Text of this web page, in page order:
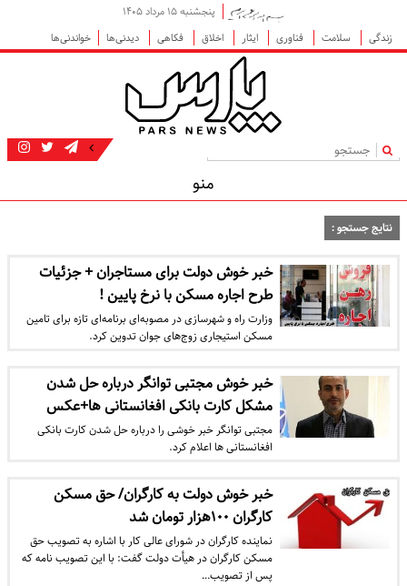
پنجشنبه ۱۵ مرداد ۱۴۰۵
زندگی
سلامت فناوری ایثار اخلاق فکاهی دیدنی‌ها خواندنی‌ها
|
منو
نتایج جستجو :
خبر خوش دولت برای مستاجران + جزئیات
طرح اجاره مسکن با نرخ پایین‌ !
وزارت راه و شهرسازی در مصوبه‌ای برنامه‌ای تازه برای تامین
مسکن استیجاری زوج‌های جوان تدوین کرد.
خبر خوش مجتبی توانگر درباره حل شدن
مشکل کارت بانکی افغانستانی ها+عکس
مجتبی توانگر خبر خوشی را درباره حل شدن کارت بانکی
افغانستانی ها اعلام کرد.
خبر خوش دولت به کارگران/ حق مسکن
کارگران ۱۰۰هزار تومان شد
نماینده کارگران در شورای عالی کار با اشاره به تصویب حق
مسکن کارگران در هیأت دولت گفت: با این تصویب نامه که
پس از تصویب…